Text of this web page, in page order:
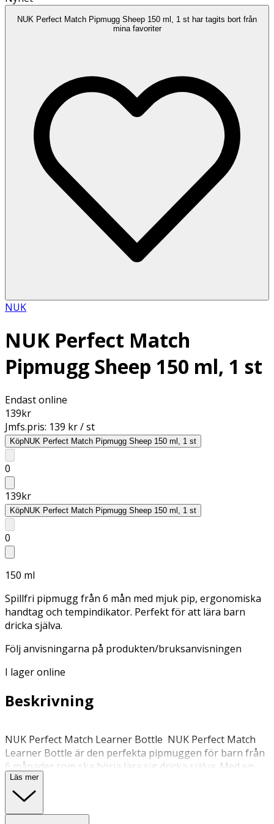
NUK Perfect Match Pipmugg Sheep 150 ml, 1 st har tagits bort från
mina favoriter
NUK
NUK Perfect Match
Pipmugg Sheep 150 ml, 1 st
Endast online
139kr
Jmfs.pris: 139 kr / st
KöpNUK Perfect Match Pipmugg Sheep 150 ml, 1 st
0
139kr
KöpNUK Perfect Match Pipmugg Sheep 150 ml, 1 st
0
150 ml
Spillfri pipmugg från 6 mån med mjuk pip, ergonomiska
handtag och tempindikator. Perfekt för att lära barn
dricka själva.
Följ anvisningarna på produkten/bruksanvisningen
I lager online
Beskrivning
NUK Perfect Match Learner Bottle NUK Perfect Match
Learner Bottle är den perfekta pipmuggen för barn från
6 månader som ska börja lära sig dricka själva. Med en
smart och genomtänkt design gör denna träningsmugg
övergången från flaska till mugg enkel, trygg och
skonsam inlärning Den mjuka, flexibla pipen i
Läs mer